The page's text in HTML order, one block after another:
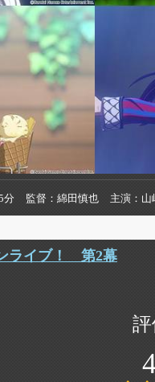
分 監督 綿田慎也 主演 山
ライブ！ 第2幕